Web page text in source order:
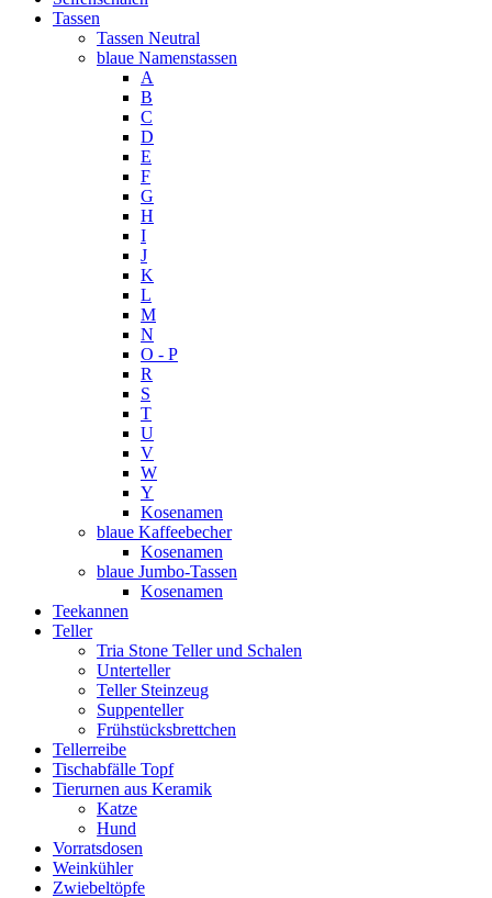
Tassen
Tassen Neutral
blaue Namenstassen
A
B
C
D
E
F
G
H
I
J
K
L
M
N
O - P
R
S
T
U
V
W
Y
Kosenamen
blaue Kaffeebecher
Kosenamen
blaue Jumbo-Tassen
Kosenamen
Teekannen
Teller
Tria Stone Teller und Schalen
Unterteller
Teller Steinzeug
Suppenteller
Frühstücksbrettchen
Tellerreibe
Tischabfälle Topf
Tierurnen aus Keramik
Katze
Hund
Vorratsdosen
Weinkühler
Zwiebeltöpfe